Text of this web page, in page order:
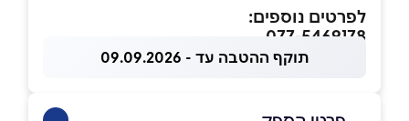
לפרטים נוספים:
077-5469178
תוקף ההטבה עד - 09.09.2026